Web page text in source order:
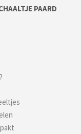
PAARD